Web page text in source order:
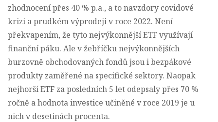
zhodnocení přes 40 % p.a., a to navzdory covidové
krizi a prudkém výprodeji v roce 2022. Není
překvapením, že tyto nejvýkonnější ETF využívají
finanční páku. Ale v žebříčku nejvýkonnějších
burzovně obchodovaných fondů jsou i bezpákové
produkty zaměřené na specifické sektory. Naopak
nejhorší ETF za posledních 5 let odepsaly přes 70 %
ročně a hodnota investice učiněné v roce 2019 je u
nich v desetinách procenta.